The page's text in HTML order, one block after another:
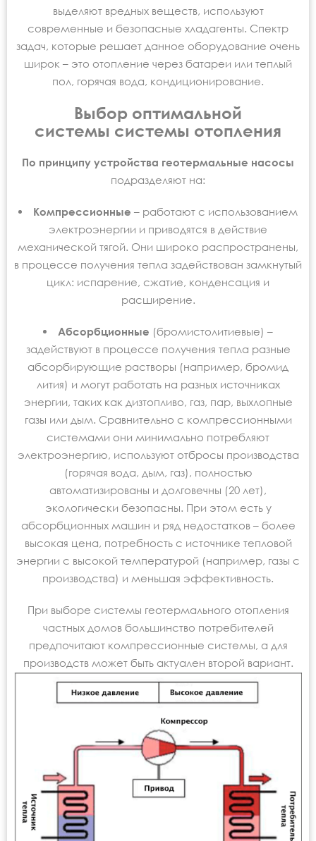
выделяют вредных веществ, используют
современные и безопасные хладагенты. Спектр
задач, которые решает данное оборудование очень
широк – это отопление через батареи или теплый
пол, горячая вода, кондиционирование.
Выбор оптимальной
системы системы отопления
По принципу устройства геотермальные насосы
подразделяют на:
Компрессионные – работают с использованием
электроэнергии и приводятся в действие
механической тягой. Они широко распространены,
в процессе получения тепла задействован замкнутый
цикл: испарение, сжатие, конденсация и
расширение.
Абсорбционные (бромистолитиевые) –
задействуют в процессе получения тепла разные
абсорбирующие растворы (например, бромид
лития) и могут работать на разных источниках
энергии, таких как дизтопливо, газ, пар, выхлопные
газы или дым. Сравнительно с компрессионными
системами они минимально потребляют
электроэнергию, используют отбросы производства
(горячая вода, дым, газ), полностью
автоматизированы и долговечны (20 лет),
экологически безопасны. При этом есть у
абсорбционных машин и ряд недостатков – более
высокая цена, потребность с источнике тепловой
энергии с высокой температурой (например, газы с
производства) и меньшая эффективность.
При выборе системы геотермального отопления
частных домов большинство потребителей
предпочитают компрессионные системы, а для
производств может быть актуален второй вариант.